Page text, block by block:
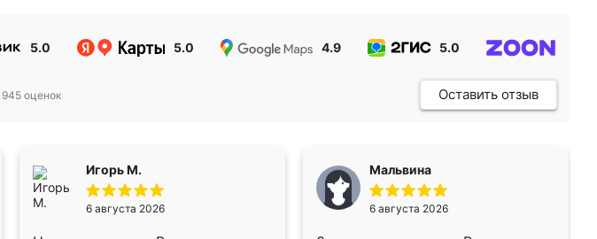
5.0 5.0 4.9 5.0
945 оценок Оставить отзыв
Игорь М.
6 августа 2026
Мальвина
6 августа 2026